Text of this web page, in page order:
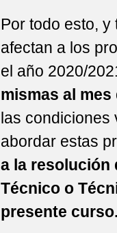
Por todo esto,
afectan a los
el año 2020/
mismas al
las
abordar estas
a la resolución
Técnico o
presente